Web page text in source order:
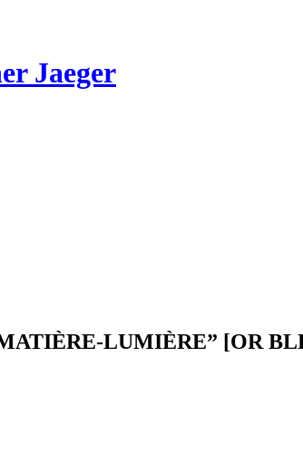
Jaeger
LUMIÈRE” [OR